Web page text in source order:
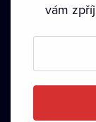
Podmínky
vám